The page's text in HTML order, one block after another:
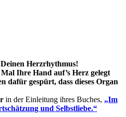
Herzrhythmus!
Ihre Hand auf’s Herz gelegt
dafür gespürt, dass dieses Organ
in der Einleitung ihres Buches, „Im
und Selbstliebe.“